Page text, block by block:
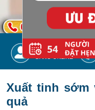
352 +
ĐANG ONLINE
Xuất tinh sớm
quả